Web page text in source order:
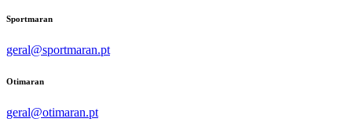
Sportmaran
geral@sportmaran.pt
Otimaran
geral@otimaran.pt